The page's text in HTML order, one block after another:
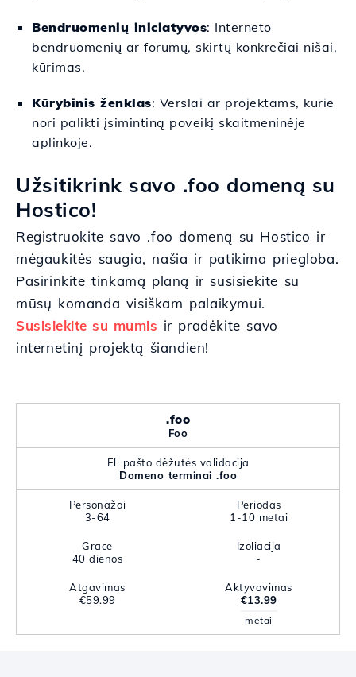
Bendruomenių iniciatyvos: Interneto
bendruomenių ar forumų, skirtų konkrečiai nišai,
kūrimas.
Kūrybinis ženklas: Verslai ar projektams, kurie
nori palikti įsimintiną poveikį skaitmeninėje
aplinkoje.
Užsitikrink savo .foo domeną su
Hostico!
Registruokite savo .foo domeną su Hostico ir
mėgaukitės saugia, našia ir patikima priegloba.
Pasirinkite tinkamą planą ir susisiekite su
mūsų komanda visiškam palaikymui.
Susisiekite su mumis ir pradėkite savo
internetinį projektą šiandien!
.foo
Foo
El. pašto dėžutės validacija
Domeno terminai .foo
Personažai
3-64
Periodas
1-10 metai
Grace
40 dienos
Izoliacija
-
Atgavimas
€59.99
Aktyvavimas
€13.99
metai